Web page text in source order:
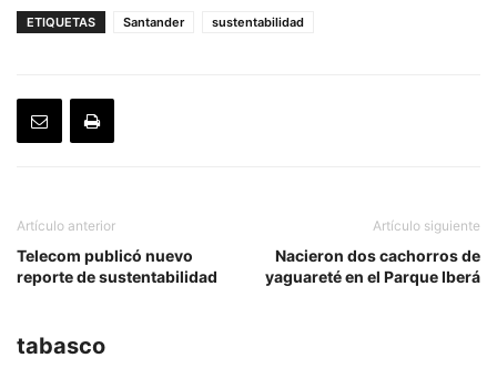
ETIQUETAS Santander sustentabilidad
Artículo anterior
Telecom publicó nuevo
reporte de sustentabilidad
Artículo siguiente
Nacieron dos cachorros de
yaguareté en el Parque Iberá
tabasco